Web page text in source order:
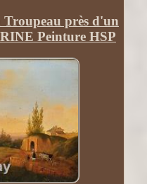
Troupeau près d'un
Peinture HSP